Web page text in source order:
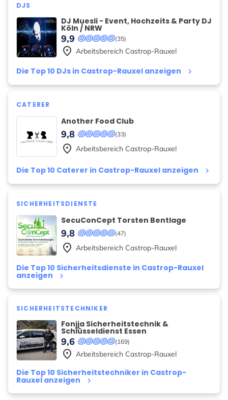
DJS
DJ Muesli - Event, Hochzeits & Party DJ
Köln / NRW
(35)
9,9
Die Top 10 DJs in Castrop-Rauxel anzeigen keyboard_arrow_right
place Arbeitsbereich Castrop-Rauxel
CATERER
Another Food Club
(33)
9,8
Die Top 10 Caterer in Castrop-Rauxel anzeigen keyboard_arrow_right
place Arbeitsbereich Castrop-Rauxel
SICHERHEITSDIENSTE
SecuConCept Torsten Bentlage
(47)
9,8
Die Top 10 Sicherheitsdienste in Castrop-Rauxel
anzeigen keyboard_arrow_right
place Arbeitsbereich Castrop-Rauxel
SICHERHEITSTECHNIKER
Fonjja Sicherheitstechnik &
Schlüsseldienst Essen
(169)
9,6
Die Top 10 Sicherheitstechniker in Castrop-
Rauxel anzeigen keyboard_arrow_right
place Arbeitsbereich Castrop-Rauxel